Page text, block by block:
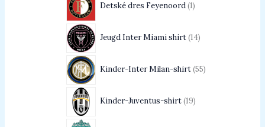
Detské dres Feyenoord 1
Jeugd Inter Miami shirt 14
Kinder-Inter Milan-shirt 55
Kinder-Juventus-shirt 19